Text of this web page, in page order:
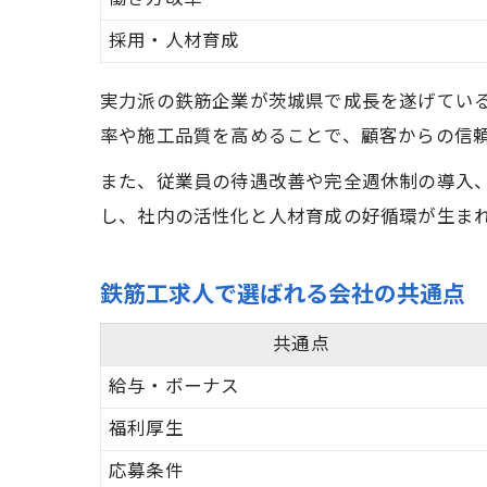
採用・人材育成
実力派の鉄筋企業が茨城県で成長を遂げて
率や施工品質を高めることで、顧客からの
また、従業員の待遇改善や完全週休制の導
し、社内の活性化と人材育成の好循環が生ま
鉄筋工求人で選ばれる会社の共通点
共通点
給与・ボーナス
福利厚生
応募条件